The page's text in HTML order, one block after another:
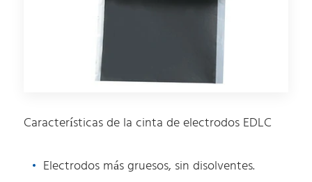
Características de la cinta de electrodos EDLC
Electrodos más gruesos, sin disolventes.